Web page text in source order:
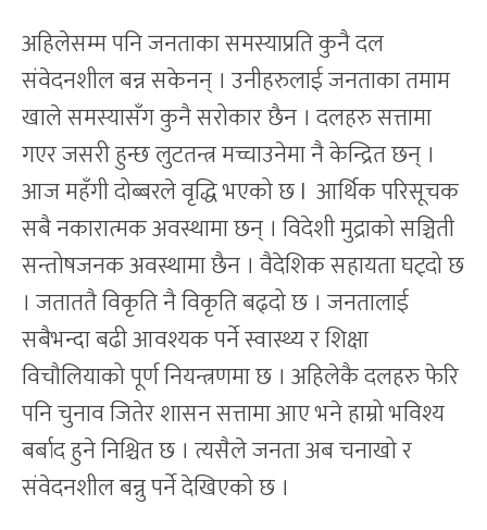
अहिलेसम्म पनि जनताका समस्याप्रति कुनै दल
संवेदनशील बन्न सकेनन् । उनीहरुलाई जनताका तमाम
खाले समस्यासँग कुनै सरोकार छैन । दलहरु सत्तामा
गएर जसरी हुन्छ लुटतन्त्र मच्चाउनेमा नै केन्द्रित छन् ।
आज महँगी दोब्बरले वृद्धि भएको छ l आर्थिक परिसूचक
सबै नकारात्मक अवस्थामा छन् । विदेशी मुद्राको सञ्चिती
सन्तोषजनक अवस्थामा छैन । वैदेशिक सहायता घट्दो छ
। जताततै विकृति नै विकृति बढ्दो छ । जनतालाई
सबैभन्दा बढी आवश्यक पर्ने स्वास्थ्य र शिक्षा
विचौलियाको पूर्ण नियन्त्रणमा छ । अहिलेकै दलहरु फेरि
पनि चुनाव जितेर शासन सत्तामा आए भने हाम्रो भविश्य
बर्बाद हुने निश्चित छ । त्यसैले जनता अब चनाखो र
संवेदनशील बन्नु पर्ने देखिएको छ ।